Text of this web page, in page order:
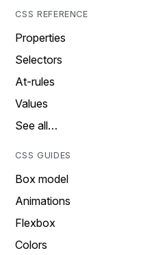
CSS REFERENCE
Properties
Selectors
At-rules
Values
See all…
CSS GUIDES
Box model
Animations
Flexbox
Colors